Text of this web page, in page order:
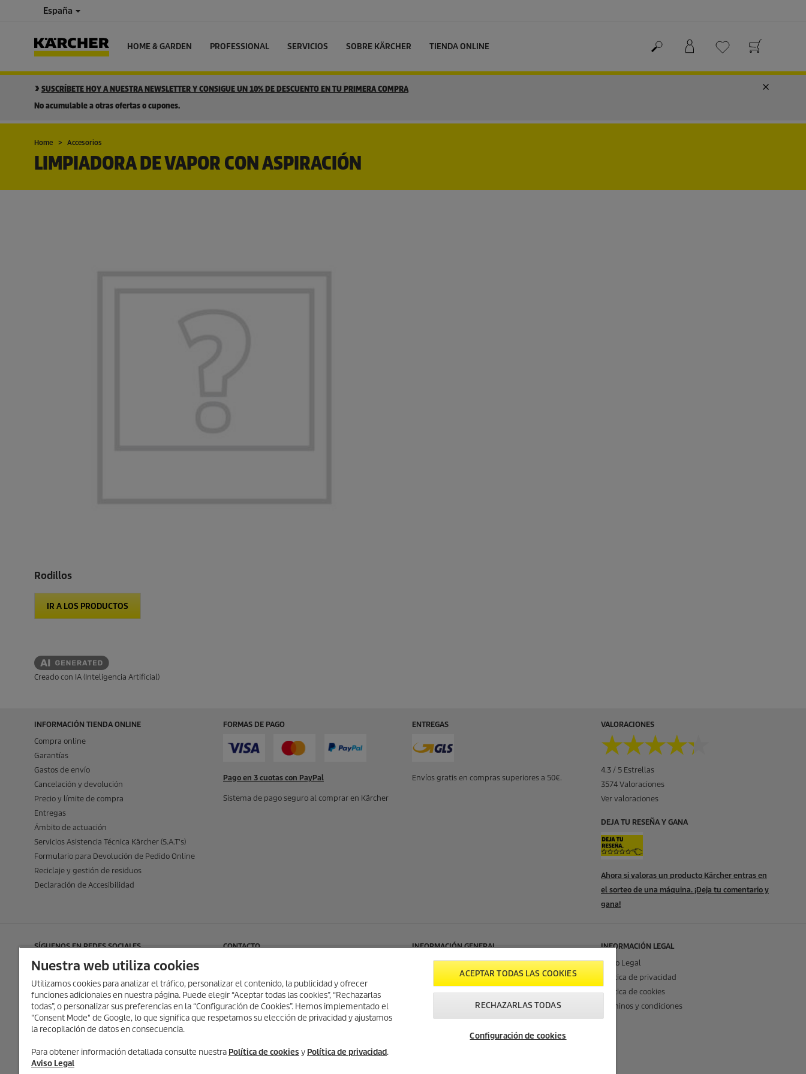
España
HOME & GARDEN PROFESSIONAL SERVICIOS SOBRE KÄRCHER TIENDA ONLINE
SUSCRÍBETE HOY A NUESTRA NEWSLETTER Y CONSIGUE UN 10% DE DESCUENTO EN TU PRIMERA COMPRA
No acumulable a otras ofertas o cupones.
Home Accesorios
LIMPIADORA DE VAPOR CON ASPIRACIÓN
Rodillos
IR A LOS PRODUCTOS
Creado con IA (Inteligencia Artificial)
INFORMACIÓN TIENDA ONLINE
Compra online
Garantías
Gastos de envío
Cancelación y devolución
Precio y límite de compra
Entregas
Ámbito de actuación
Servicios Asistencia Técnica Kärcher (S.A.T's)
Formulario para Devolución de Pedido Online
Reciclaje y gestión de residuos
Declaración de Accesibilidad
FORMAS DE PAGO
Pago en 3 cuotas con PayPal
Sistema de pago seguro al comprar en Kärcher
ENTREGAS
Envíos gratis en compras superiores a 50€.
VALORACIONES
★★★★★
★★★★★
4.3 / 5 Estrellas
3574 Valoraciones
Ver valoraciones
DEJA TU RESEÑA Y GANA
Ahora si valoras un producto Kärcher entras en
el sorteo de una máquina. ¡Deja tu comentario y
gana!
SÍGUENOS EN REDES SOCIALES
CONTACTO
Pol. Ind. Font Del Radium
08403 Granollers (Barcelona)
INFORMACIÓN GENERAL
Búsqueda Servicio Técnico
Newsletter Kärcher
Sitemap
INFORMACIÓN LEGAL
Aviso Legal
Política de privacidad
Política de cookies
Términos y condiciones
Nuestra web utiliza cookies
Utilizamos cookies para analizar el tráfico, personalizar el contenido, la publicidad y ofrecer
funciones adicionales en nuestra página. Puede elegir “Aceptar todas las cookies”, “Rechazarlas
todas”, o personalizar sus preferencias en la “Configuración de Cookies”. Hemos implementado el
"Consent Mode" de Google, lo que significa que respetamos su elección de privacidad y ajustamos
la recopilación de datos en consecuencia.
Para obtener información detallada consulte nuestra Política de cookies y Política de privacidad.
Aviso Legal
ACEPTAR TODAS LAS COOKIES
RECHAZARLAS TODAS
Configuración de cookies